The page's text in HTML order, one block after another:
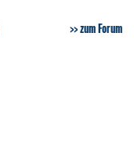
zum Forum